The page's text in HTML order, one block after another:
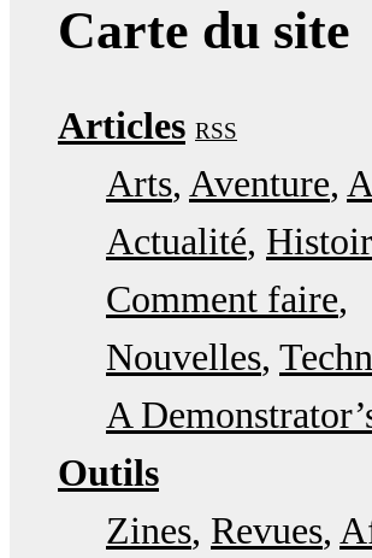
Carte du site
Articles RSS
Arts Aventure
Actualité
Comment faire
Nouvelles
A
Outils
Zines Revues